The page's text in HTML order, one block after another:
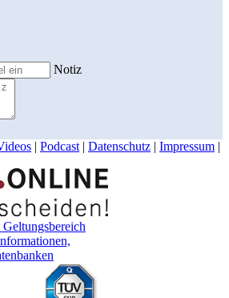
Notiz
| Podcast | Datenschutz | Impressum |